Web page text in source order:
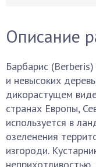
Описание
Барбарис
и невысоких
дикорастущем
странах Европы,
используется в
озеленения
изгороди.